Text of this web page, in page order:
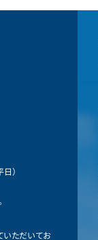
）
ただいてお